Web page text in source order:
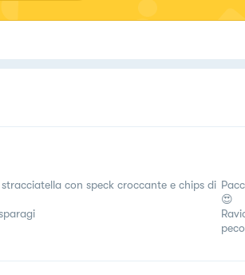
con speck croccante e chips di
😍